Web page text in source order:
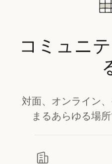
コミュニ
対面、オンライン
まるあらゆる場